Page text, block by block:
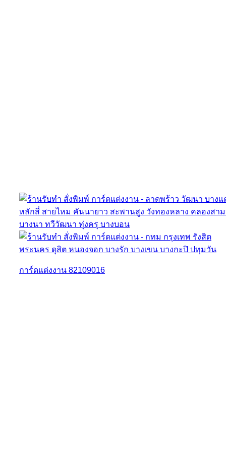
การ์ดแต่งงาน 82109016